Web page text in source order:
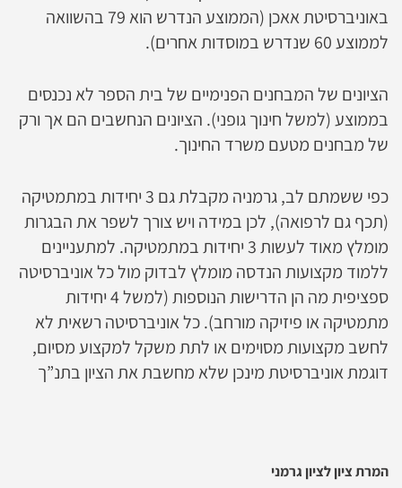
באוניברסיטת אאכן (הממוצע הנדרש הוא 79 בהשוואה
לממוצע 60 שנדרש במוסדות אחרים).
הציונים של המבחנים הפנימיים של בית הספר לא נכנסים
בממוצע (למשל חינוך גופני). הציונים הנחשבים הם אך ורק
של מבחנים מטעם משרד החינוך.
כפי ששמתם לב, גרמניה מקבלת גם 3 יחידות במתמטיקה
(תכף גם לרפואה), לכן במידה ויש צורך לשפר את הבגרות
מומלץ מאוד לעשות 3 יחידות במתמטיקה. למתעניינים
ללמוד מקצועות הנדסה מומלץ לבדוק מול כל אוניברסיטה
ספציפית מה הן הדרישות הנוספות (למשל 4 יחידות
מתמטיקה או פיזיקה מורחב). כל אוניברסיטה רשאית לא
לחשב מקצועות מסוימים או לתת משקל למקצוע מסיום,
דוגמת אוניברסיטת מינכן שלא מחשבת את הציון בתנ”ך
המרת ציון לציון גרמני